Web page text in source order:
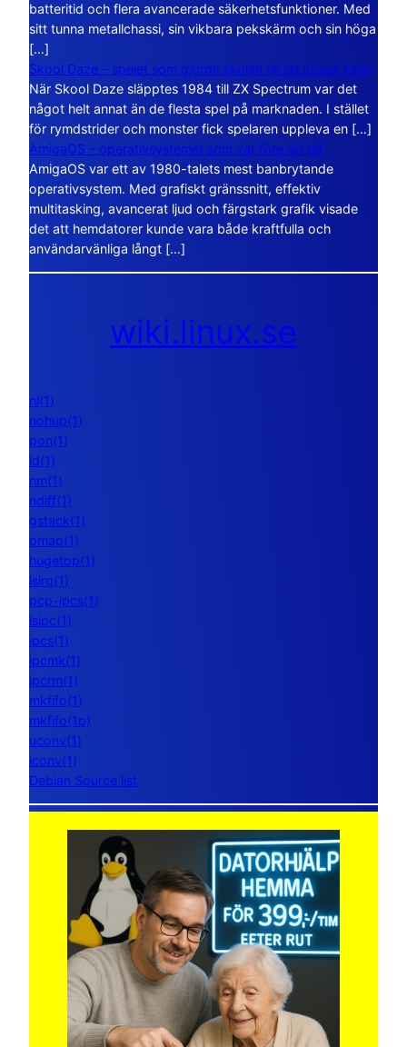
batteritid och flera avancerade säkerhetsfunktioner. Med
sitt tunna metallchassi, sin vikbara pekskärm och sin höga
[…]
Skool Daze – spelet som gjorde skolan till ett öppet kaos
När Skool Daze släpptes 1984 till ZX Spectrum var det
något helt annat än de flesta spel på marknaden. I stället
för rymdstrider och monster fick spelaren uppleva en […]
AmigaOS – operativsystemet som var före sin tid
AmigaOS var ett av 1980-talets mest banbrytande
operativsystem. Med grafiskt gränssnitt, effektiv
multitasking, avancerat ljud och färgstark grafik visade
det att hemdatorer kunde vara både kraftfulla och
användarvänliga långt […]
wiki.linux.se
nl(1)
nohup(1)
pon(1)
ld(1)
nm(1)
ndiff(1)
gstack(1)
pmap(1)
hugetop(1)
lsirq(1)
pcp-ipcs(1)
lsipc(1)
ipcs(1)
ipcmk(1)
ipcrm(1)
mkfifo(1)
mkfifo(1p)
uconv(1)
iconv(1)
Debian Source list